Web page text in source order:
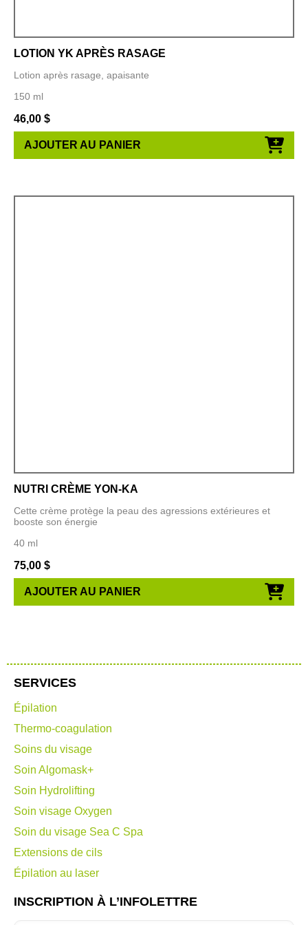
LOTION YK APRÈS RASAGE
Lotion après rasage, apaisante
150 ml
46,00 $
AJOUTER AU PANIER
NUTRI CRÈME YON-KA
Cette crème protège la peau des agressions extérieures et
booste son énergie
40 ml
75,00 $
AJOUTER AU PANIER
SERVICES
Épilation
Thermo-coagulation
Soins du visage
Soin Algomask+
Soin Hydrolifting
Soin visage Oxygen
Soin du visage Sea C Spa
Extensions de cils
Épilation au laser
INSCRIPTION À L’INFOLETTRE